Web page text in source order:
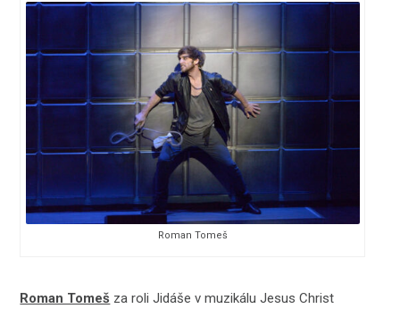
Roman Tomeš
Roman Tomeš za roli Jidáše v muzikálu Jesus Christ